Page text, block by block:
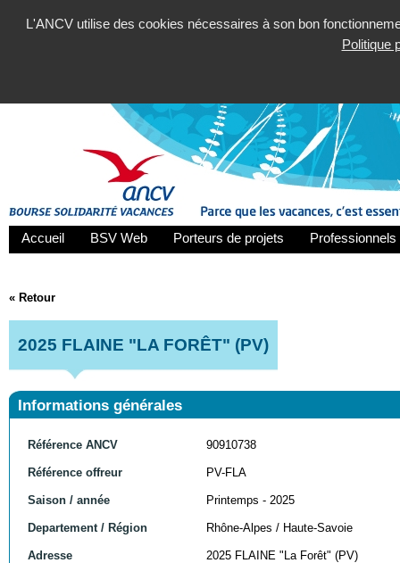
L'ANCV utilise des cookies nécessaires à son bon
Politique
Accueil BSV Web Porteurs de projets
« Retour
2025 FLAINE "LA FORÊT" (PV)
Informations générales
Référence ANCV 90910738
Référence offreur PV-FLA
Saison / année Printemps - 2025
Departement / Région Rhône-Alpes / Haute-Savoie
Adresse
2025 FLAINE "La Forêt" (PV)